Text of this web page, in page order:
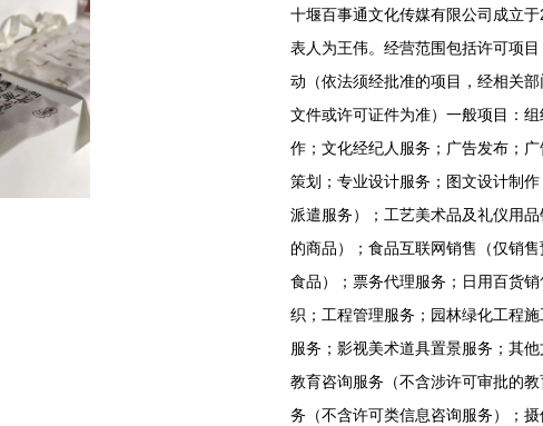
十堰百事通文化传媒有限公司成立
表人为王伟。经营范围包括许可项
动（依法须经批准的项目，经相关
文件或许可证件为准）一般项目：
作；文化经纪人服务；广告发布；
策划；专业设计服务；图文设计制
派遣服务）；工艺美术品及礼仪用
的商品）；食品互联网销售（仅销
食品）；票务代理服务；日用百货
织；工程管理服务；园林绿化工程
服务；影视美术道具置景服务；其
教育咨询服务（不含涉许可审批的
务（不含许可类信息咨询服务）；